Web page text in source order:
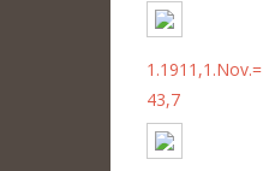
43,7